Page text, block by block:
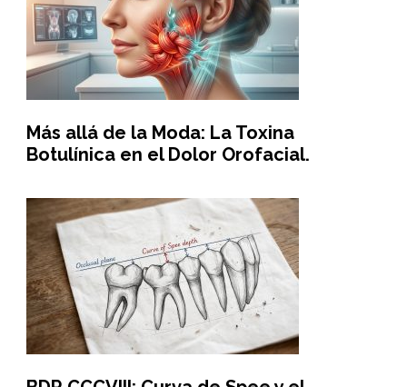
Más allá de la Moda: La Toxina
Botulínica en el Dolor Orofacial.